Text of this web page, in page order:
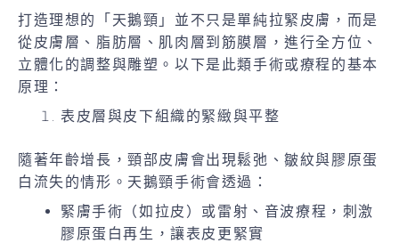
打造理想的「天鵝頸」並不只是單純拉緊皮膚，而是
從皮膚層、脂肪層、肌肉層到筋膜層，進行全方位、
立體化的調整與雕塑。以下是此類手術或療程的基本
原理：
表皮層與皮下組織的緊緻與平整
隨著年齡增長，頸部皮膚會出現鬆弛、皺紋與膠原蛋
白流失的情形。天鵝頸手術會透過：
緊膚手術（如拉皮）或雷射、音波療程，刺激
膠原蛋白再生，讓表皮更緊實